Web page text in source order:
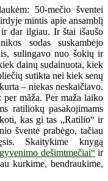
50-mečio šventei
mintis apie ansamblį
dar ilgiau. Ir štai išaušo
sodas suskambėjo
sulingavo nuo šokių ir
dainų sudainuota, kiek
sutikta nei kiek senų
– niekas neskaičiavo.
mãža. Per maža laiko
ratiliokų pasakojimams
kas gi tas „Ratilio“ ir
šventė prabėgo, tačiau
Skaitykime knygą
dešimtmečiai“ir
kurkime, bendraukime,